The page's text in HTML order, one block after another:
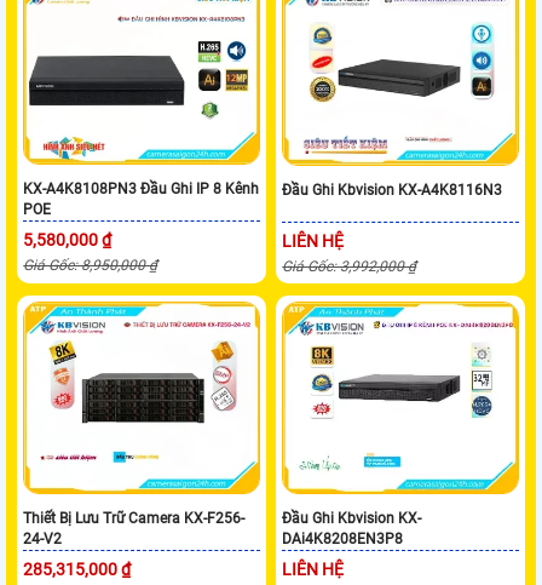
KX-A4K8108PN3 Đầu Ghi IP 8 Kênh
POE
5,580,000 ₫
Giá Gốc: 8,950,000 ₫
Đầu Ghi Kbvision KX-A4K8116N3
LIÊN HỆ
Giá Gốc: 3,992,000 ₫
Thiết Bị Lưu Trữ Camera KX-F256-
24-V2
285,315,000 ₫
Đầu Ghi Kbvision KX-
DAi4K8208EN3P8
LIÊN HỆ